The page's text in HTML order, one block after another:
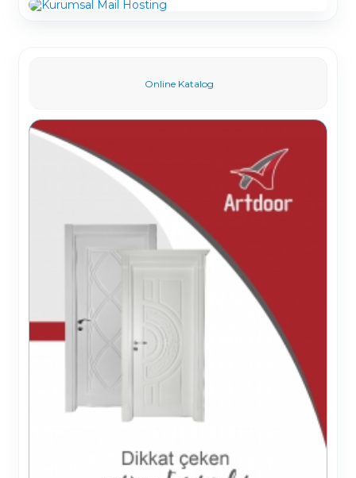
Online Katalog